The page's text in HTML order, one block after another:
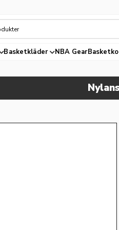
Basketkläder NBA Gear